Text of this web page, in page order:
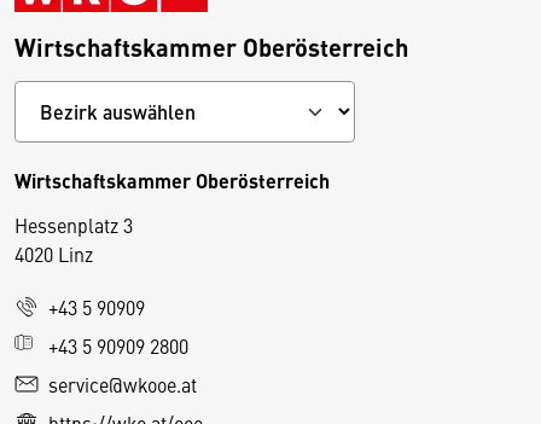
Wirtschaftskammer Oberösterreich
Wirtschaftskammer Oberösterreich
Hessenplatz 3
4020 Linz
+43 5 90909
+43 5 90909 2800
service@wkooe.at
D
e